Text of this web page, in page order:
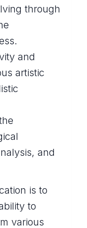
through
and
artistic
and
is to
to
various